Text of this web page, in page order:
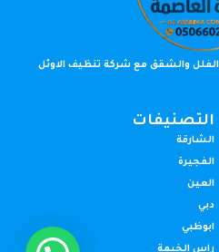
والشقق مع شركة تنظيف الاوئل
التصنيفات
الشارقة
الفجيرة
العين
دبي
ابوظبي
راس الخيمة